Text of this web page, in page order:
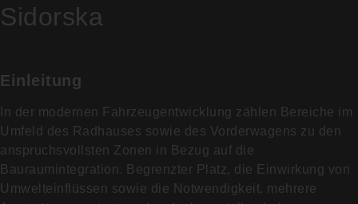
Sidorska
Einleitung
In der modernen Fahrzeugentwicklung zählen Bereiche im
Umfeld des Radhauses sowie des Vorderwagens zu den
anspruchsvollsten Zonen in Bezug auf die
Bauraumintegration. Begrenzter Platz, die Einwirkung von
Umwelteinflüssen sowie die Notwendigkeit, mehrere